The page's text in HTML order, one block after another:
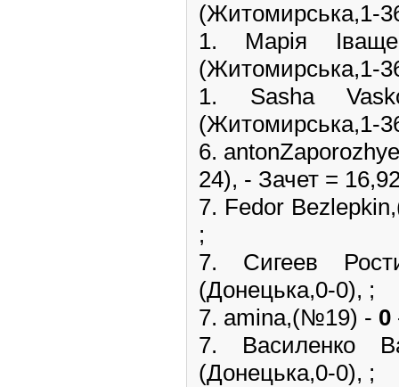
(Житомирська,1-
1. Марія
(Житомирська,1-
1. Sasha
(Житомирська,1-
6.
24), - Зачет =
7. Fedor
;
7. Сигеев
(Донецька,0-0), ;
7. amina,(№19) - 0
7.
(Донецька,0-0), ;